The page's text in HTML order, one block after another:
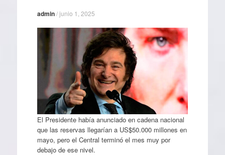
admin/junio 1, 2025
El Presidente había anunciado en cadena nacional
que las reservas llegarían a US$50.000 millones en
mayo, pero el Central terminó el mes muy por
debajo de ese nivel.